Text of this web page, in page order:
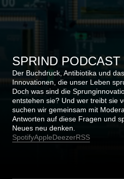
SPRIND PODCAST
Der Buchdruck, Antibiotika und
Innovationen, die unser Leben
Doch was sind die
entstehen sie? Und wer treibt sie
suchen wir gemeinsam mit
Antworten auf diese Fragen und
Neues neu denken.
SpotifyAppleDeezerRSS